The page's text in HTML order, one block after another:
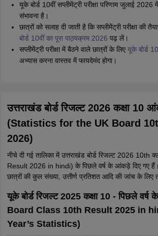
यूके बोर्ड 10वीं सप्लीमेंट्री परीक्षा परिणाम जुलाई 2026
संभावना है।
छात्रों को सलाह दी जाती है कि सप्लीमेंट्री परीक्षा की
बोर्ड 10वीं का पूरा पाठ्यक्रम 2026 पढ़ लें।
सप्लीमेंट्री परीक्षा में बैठने वाले छात्रों के लिए यूके बोर्ड
अभ्यास करना वास्तव में फायदेमंद होगा।
उत्तराखंड बोर्ड रिजल्ट 2026 कक्षा 10
(Statistics for the UK Board
2026)
नीचे दी गई तालिका में उत्तराखंड बोर्ड रिजल्ट 2026
Result 2026 in hindi) के पिछले वर्ष के आंकड़े दिए गए हैं।
छात्रों की कुल संख्या, उत्तीर्ण प्रतिशत आदि की जांच के लिए
यूके बोर्ड रिजल्ट 2025 कक्षा 10 - पिछले
Board Class 10th Result 2025 in
Year’s Statistics)